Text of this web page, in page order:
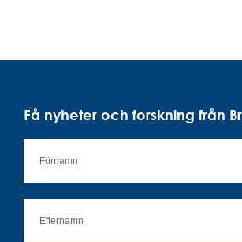
Få nyheter och forskning från